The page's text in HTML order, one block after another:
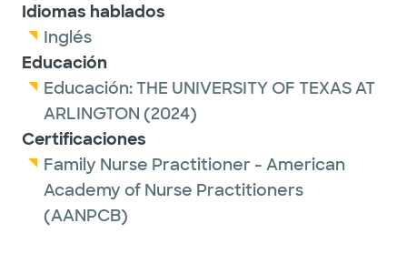
Idiomas hablados
Inglés
Educación
Educación:THE UNIVERSITY OF TEXAS AT
ARLINGTON (2024)
Certificaciones
Family Nurse Practitioner - American
Academy of Nurse Practitioners
(AANPCB)